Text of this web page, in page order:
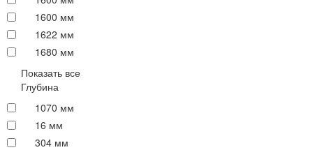
1600 мм
1622 мм
1680 мм
Показать все
Глубина
1070 мм
16 мм
304 мм